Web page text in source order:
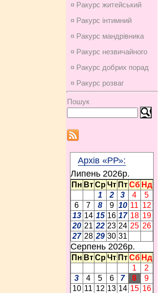
¤ Ракурс житейський
¤ Ракурс інтимний
¤ Ракурс мандрівника
¤ Ракурс незвичайного
¤ Ракурс добрих порад
¤ Ракурс розваг
Пошук
Архів «РР»:
Липень 2026p.
Пн Вт Ср Чт Пт Сб Нд
1
2 3 4
5
6
7 8 9 10 11 12
13 14 15 16 17 18 19
20 21 22 23 24 25 26
27 28 29 30 31
Серпень 2026p.
Пн Вт Ср Чт Пт Сб Нд
1
2
3
4 5 6 7 8
9
10 11 12 13 14 15 16